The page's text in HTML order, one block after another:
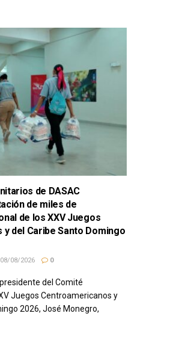
de DASAC
de miles de
de los XXV Juegos
del Caribe Santo Domingo
08/2026 0
presidente del Comité
Juegos Centroamericanos y
2026, José Monegro,